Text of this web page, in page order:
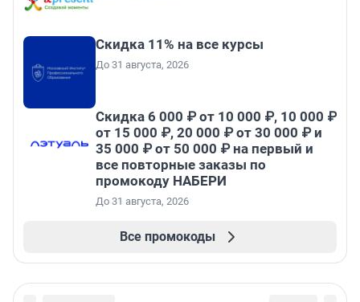
Скидка 11% на все курсы
До 31 августа, 2026
Скидка 6 000 ₽ от 10 000 ₽, 10 000 ₽
от 15 000 ₽, 20 000 ₽ от 30 000 ₽ и
35 000 ₽ от 50 000 ₽ на первый и
все повторные заказы по
промокоду НАБЕРИ
До 31 августа, 2026
Все промокоды